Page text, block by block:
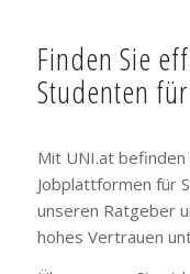
Finden Sie
Studenten
Mit UNI.at
Jobplattformen für
unseren Ratgeber
hohes Vertrauen